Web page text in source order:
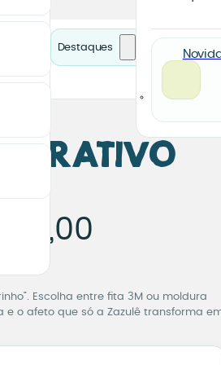
Destaques
75,00
Escolha entre fita 3M ou moldura
o afeto que só a Zazulê transforma